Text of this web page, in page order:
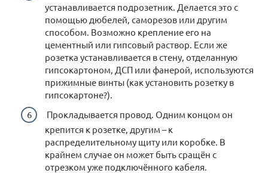
устанавливается подрозетник. Делается это с
помощью дюбелей, саморезов или другим
способом. Возможно крепление его на
цементный или гипсовый раствор. Если же
розетка устанавливается в стену, отделанную
гипсокартоном, ДСП или фанерой, используются
прижимные винты (как установить розетку в
гипсокартоне?).
Прокладывается провод. Одним концом он
крепится к розетке, другим – к
распределительному щиту или коробке. В
крайнем случае он может быть сращён с
отрезком уже подключённого кабеля.